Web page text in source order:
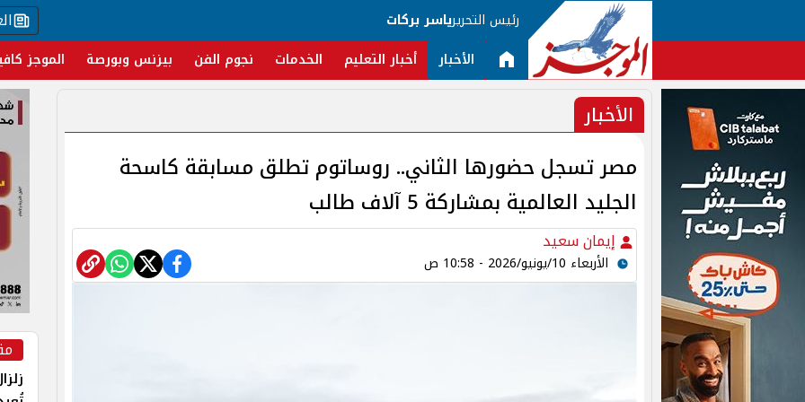
رئيس التحريرياسر بركات
الأخبار أخبار التعليم الخدمات نجوم الفن بيزنس وبورصة الموجز
الأخبار
مصر تسجل حضورها الثاني.. روساتوم تطلق مسابقة كاسحة
الجليد العالمية بمشاركة 5 آلاف طالب
إيمان سعيد
الأربعاء 10/يونيو/2026 - 10:58 ص